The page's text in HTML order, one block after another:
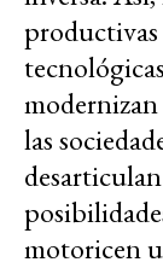
las
motoricen